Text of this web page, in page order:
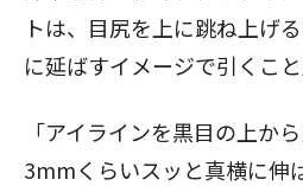
トは、目尻を上に跳ね上げ
に延ばすイメージで引くこと
「アイラインを黒目の上か
3mmくらいスッと真横に伸